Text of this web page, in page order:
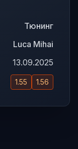
Тюнинг
Luca Mihai
13.09.2025
1.55 1.56